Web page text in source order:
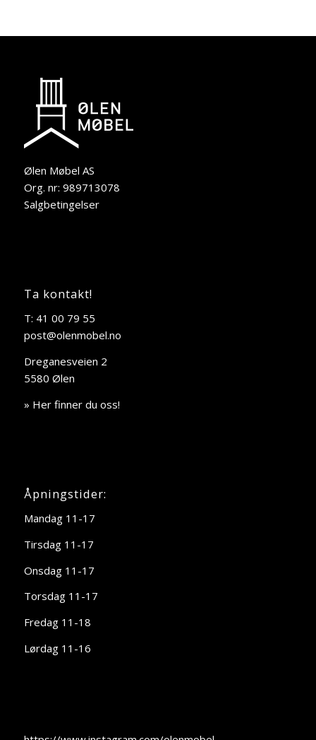
Ølen Møbel AS
Org. nr: 989713078
Salgbetingelser
Ta kontakt!
T: 41 00 79 55
post@olenmobel.no
Dreganesveien 2
5580 Ølen
» Her finner du oss!
Åpningstider:
Mandag 11-17
Tirsdag 11-17
Onsdag 11-17
Torsdag 11-17
Fredag 11-18
Lørdag 11-16